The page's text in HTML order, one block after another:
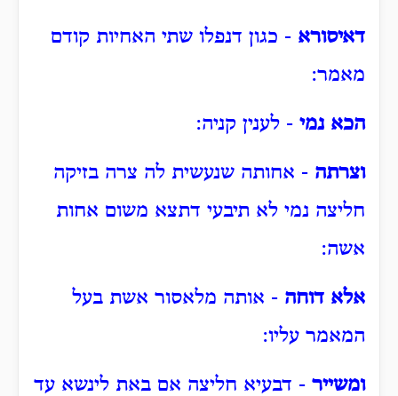
דאיסורא - כגון דנפלו שתי האחיות קודם
מאמר:
הכא נמי - לענין קניה:
וצרתה - אחותה שנעשית לה צרה בזיקה
חליצה נמי לא תיבעי דתצא משום אחות
אשה:
אלא דוחה - אותה מלאסור אשת בעל
המאמר עליו:
ומשייר - דבעיא חליצה אם באת לינשא עד